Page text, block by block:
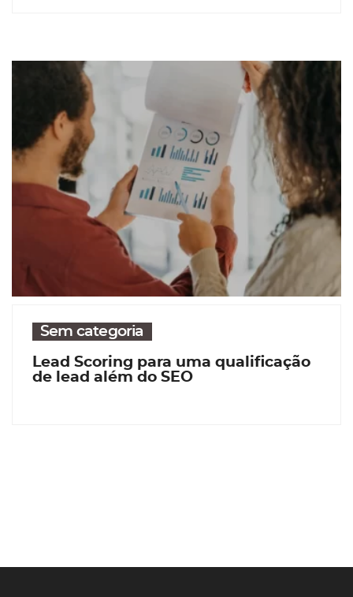
Sem categoria
Lead Scoring para uma qualificação
de lead além do SEO